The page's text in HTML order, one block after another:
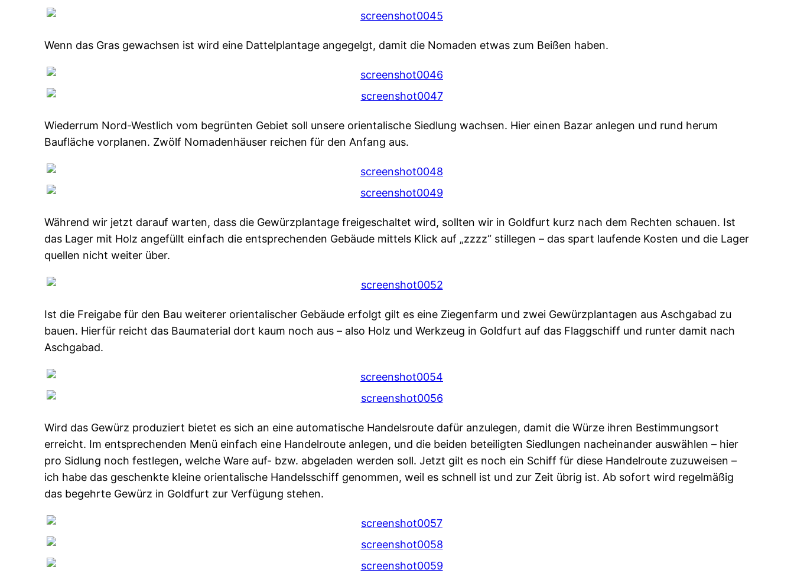
Wenn das Gras gewachsen ist wird eine Dattelplantage angegelgt, damit die Nomaden etwas zum Beißen haben.
Wiederrum Nord-Westlich vom begrünten Gebiet soll unsere orientalische Siedlung wachsen. Hier einen Bazar anlegen und rund herum
Baufläche vorplanen. Zwölf Nomadenhäuser reichen für den Anfang aus.
Während wir jetzt darauf warten, dass die Gewürzplantage freigeschaltet wird, sollten wir in Goldfurt kurz nach dem Rechten schauen. Ist
das Lager mit Holz angefüllt einfach die entsprechenden Gebäude mittels Klick auf „zzzz“ stillegen – das spart laufende Kosten und die Lager
quellen nicht weiter über.
Ist die Freigabe für den Bau weiterer orientalischer Gebäude erfolgt gilt es eine Ziegenfarm und zwei Gewürzplantagen aus Aschgabad zu
bauen. Hierfür reicht das Baumaterial dort kaum noch aus – also Holz und Werkzeug in Goldfurt auf das Flaggschiff und runter damit nach
Aschgabad.
Wird das Gewürz produziert bietet es sich an eine automatische Handelsroute dafür anzulegen, damit die Würze ihren Bestimmungsort
erreicht. Im entsprechenden Menü einfach eine Handelroute anlegen, und die beiden beteiligten Siedlungen nacheinander auswählen – hier
pro Sidlung noch festlegen, welche Ware auf- bzw. abgeladen werden soll. Jetzt gilt es noch ein Schiff für diese Handelroute zuzuweisen –
ich habe das geschenkte kleine orientalische Handelsschiff genommen, weil es schnell ist und zur Zeit übrig ist. Ab sofort wird regelmäßig
das begehrte Gewürz in Goldfurt zur Verfügung stehen.